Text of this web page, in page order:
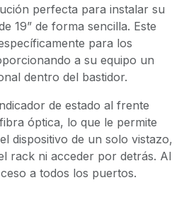
perfecta para instalar su
19” de forma sencilla. Este
para los
a su equipo un
dentro del bastidor.
de estado al frente
óptica, lo que le permite
dispositivo de un solo vistazo,
rack ni acceder por detrás. Al
a todos los puertos.